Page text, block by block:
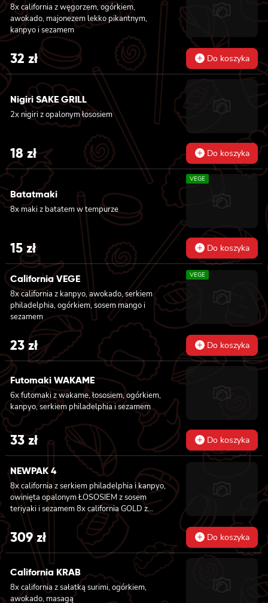
8x california z węgorzem, ogórkiem,
awokado, majonezem lekko pikantnym,
kanpyo i sezamem
32 zł Do koszyka
Nigiri SAKE GRILL
2x nigiri z opalonym łososiem
18zł Do koszyka
Batatmaki
8x maki z batatem w tempurze
VEGE
15zł Do koszyka
California VEGE
8x california z kanpyo, awokado, serkiem
philadelphia, ogórkiem, sosem mango i
sezamem
VEGE
23zł Do koszyka
Futomaki WAKAME
6x futomaki z wakame, łososiem, ogórkiem,
kanpyo, serkiem philadelphia i sezamem
33zł Do koszyka
NEWPAK 4
8x california z serkiem philadelphia i kanpyo,
owinięta opalonym ŁOSOSIEM z sosem
teriyaki i sezamem 8x california GOLD z
krewetką w tempurze, ogórkiem i
majonezem lekko pikantnym, sosem teriyaki i
sezamem owinięta WĘGORZEM 8x california
GOLD z krewetką w tempurze, ogórkiem i
majonezem lekko pikantnym owinięta
TUŃCZYKIEM 8x california GOLD z krewetką
w tempurze, ogórkiem i majonezem lekko
pikantnym, sezamem owinięta KREWETKĄ
309zł Do koszyka
California KRAB
8x california z sałatką surimi, ogórkiem,
awokado, masagą